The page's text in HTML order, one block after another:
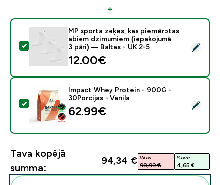
Atlasīt šo produktu - MP sporta zeķes, kas
MP sporta zeķes, kas piemērotas
abiem dzimumiem (iepakojumā
3 pāri) — Baltas - UK 2-5
12.00€‎
Atlasīt šo produktu - Impact Whey Protein - 900G -
Impact Whey Protein - 900G -
30Porcijas - Vaniļa
62.99€‎
Tava kopējā
summa:
94,34 €‎ Was
98,99 €‎
Save
4,65 €‎